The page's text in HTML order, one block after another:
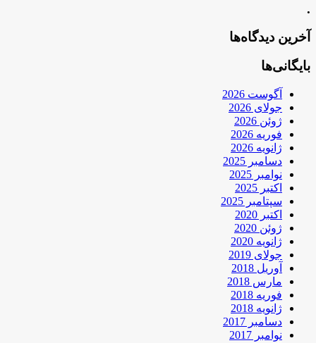
.
آخرین دیدگاه‌ها
بایگانی‌ها
آگوست 2026
جولای 2026
ژوئن 2026
فوریه 2026
ژانویه 2026
دسامبر 2025
نوامبر 2025
اکتبر 2025
سپتامبر 2025
اکتبر 2020
ژوئن 2020
ژانویه 2020
جولای 2019
آوریل 2018
مارس 2018
فوریه 2018
ژانویه 2018
دسامبر 2017
نوامبر 2017